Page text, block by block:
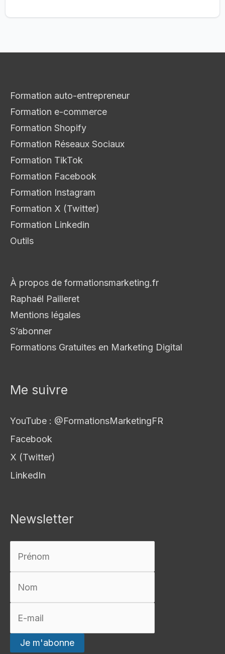
Formation auto-entrepreneur
Formation e-commerce
Formation Shopify
Formation Réseaux Sociaux
Formation TikTok
Formation Facebook
Formation Instagram
Formation X (Twitter)
Formation Linkedin
Outils
À propos de formationsmarketing.fr
Raphaël Pailleret
Mentions légales
S’abonner
Formations Gratuites en Marketing Digital
Me suivre
YouTube : @FormationsMarketingFR
Facebook
X (Twitter)
LinkedIn
Newsletter